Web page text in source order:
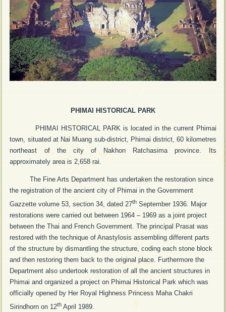
PHIMAI HISTORICAL PARK
PHIMAI HISTORICAL PARK is located in the current Phimai
town, situated at Nai Muang sub-district, Phimai district, 60 kilometres
northeast of the city of Nakhon Ratchasima province. Its
approximately area is 2,658 rai.
The Fine Arts Department has undertaken the restoration since
the registration of the ancient city of Phimai in the Government
Gazzette volume 53, section 34, dated 27th September 1936. Major
restorations were carried out between 1964 – 1969 as a joint project
between the Thai and French Government. The principal Prasat was
restored with the technique of Anastylosis assembling different parts
of the structure by dismantling the structure, coding each stone block
and then restoring them back to the original place. Furthermore the
Department also undertook restoration of all the ancient structures in
Phimai and organized a project on Phimai Historical Park which was
officially opened by Her Royal Highness Princess Maha Chakri
Sirindhorn on 12th April 1989.